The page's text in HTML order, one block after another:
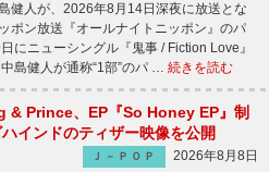
健人が、2026年8月14日深夜に放送とな
ポン放送『オールナイトニッポン』のパ
ニューシングル『鬼事 / Fiction Love』
島健人が通称“1部”のパ … 続きを読む
& Prince、EP『So Honey EP』制
インドのティザー映像を公開
Ｊ－ＰＯＰ
2026年8月8日